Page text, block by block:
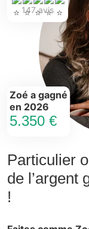
Particulier
de l’argent
!
147 avis
Zoé a gagné
en 2026
5.350 €